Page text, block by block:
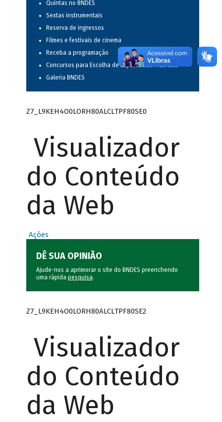
Quintas no BNDES
Sextas instrumentais
Reserva de ingressos
Filmes e festivais de cinema
Receba a programação
Concursos para Escolha de Espetáculos Musicais
Galeria BNDES
Z7_L9KEH4O0LORH80ALCLTPF80SE0
Visualizador
do Conteúdo
da Web
Ações
DÊ SUA OPINIÃO
Ajude-nos a aprimorar o site do BNDES preenchendo
uma rápida pesquisa.
Z7_L9KEH4O0LORH80ALCLTPF80SE2
Visualizador
do Conteúdo
da Web